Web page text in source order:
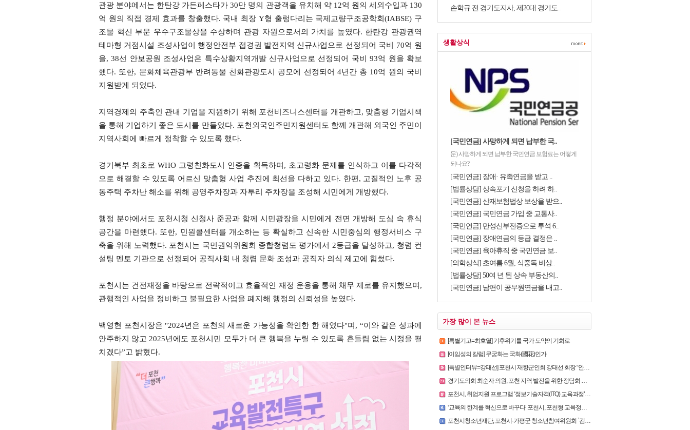
관광 분야에서는 한탄강 가든페스타가 30만 명의 관광객을 유치해 약 12억 원의 세외수입과 130
억 원의 직접 경제 효과를 창출했다. 국내 최장 Y형 출렁다리는 국제교량구조공학회(IABSE) 구
조물 혁신 부문 우수구조물상을 수상하며 관광 자원으로서의 가치를 높였다. 한탄강 관광권역
테마형 거점시설 조성사업이 행정안전부 접경권 발전지역 신규사업으로 선정되어 국비 70억 원
을, 38선 안보공원 조성사업은 특수상황지역개발 신규사업으로 선정되어 국비 93억 원을 확보
했다. 또한, 문화체육관광부 반려동물 친화관광도시 공모에 선정되어 4년간 총 10억 원의 국비
지원받게 되었다.
지역경제의 주축인 관내 기업을 지원하기 위해 포천비즈니스센터를 개관하고, 맞춤형 기업시책
을 통해 기업하기 좋은 도시를 만들었다. 포천외국인주민지원센터도 함께 개관해 외국인 주민이
지역사회에 빠르게 정착할 수 있도록 했다.
경기북부 최초로 WHO 고령친화도시 인증을 획득하며, 초고령화 문제를 인식하고 이를 다각적
으로 해결할 수 있도록 어르신 맞춤형 사업 추진에 최선을 다하고 있다. 한편, 고질적인 노후 공
동주택 주차난 해소를 위해 공영주차장과 자투리 주차장을 조성해 시민에게 개방했다.
행정 분야에서도 포천시청 신청사 준공과 함께 시민광장을 시민에게 전면 개방해 도심 속 휴식
공간을 마련했다. 또한, 민원콜센터를 개소하는 등 확실하고 신속한 시민중심의 행정서비스 구
축을 위해 노력했다. 포천시는 국민권익위원회 종합청렴도 평가에서 2등급을 달성하고, 청렴 컨
설팅 멘토 기관으로 선정되어 공직사회 내 청렴 문화 조성과 공직자 의식 제고에 힘썼다.
포천시는 건전재정을 바탕으로 전략적이고 효율적인 재정 운용을 통해 채무 제로를 유지했으며,
관행적인 사업을 정비하고 불필요한 사업을 폐지해 행정의 신뢰성을 높였다.
백영현 포천시장은 "2024년은 포천의 새로운 가능성을 확인한 한 해였다"며, “이와 같은 성과에
안주하지 않고 2025년에도 포천시민 모두가 더 큰 행복을 누릴 수 있도록 흔들림 없는 시정을 펼
치겠다”고 밝혔다.
손학규 전 경기도지사, 제20대 경기도..
생활상식
[국민연금] 사망하게 되면 납부한 국..
문) 사망하게 되면 납부한 국민연금 보험료는 어떻게
되나요?
[국민연금] 장애· 유족연금을 받고 ..
[법률상담] 상속포기 신청을 하려 하..
[국민연금] 산재보험법상 보상을 받으..
[국민연금] 국민연금 가입 중 교통사..
[국민연금] 만성신부전증으로 투석 6..
[국민연금] 장애연금의 등급 결정은 ..
[국민연금] 육아휴직 중 국민연금 보..
[의학상식] 초여름 6월, 식중독 비상..
[법률상담] 50여 년 된 상속 부동산의..
[국민연금] 남편이 공무원연금을 내고..
가장 많이 본 뉴스
[특별기고=최호열] 기후위기를 국가 도약의 기회로
[이임성의 칼럼] 무궁화는 국화(國花)인가
[특별인터뷰=강태선] 포천시 재향군인회 강태선 회장 “안보의식 확립과 지역사회 봉사로 신뢰받는 향군 만..
경기도의회 최순자 의원, 포천 지역 발전을 위한 정담회 개최
포천시, 취업지원 프로그램 ‘정보기술자격(ITQ) 교육과정’ 운영
‘교육의 한계를 혁신으로 바꾸다’ 포천시, 포천형 교육정책 성과… 교육혁신선도지역 도전
포천시청소년재단, 포천시·가평군 청소년참여위원회 `김용태 국회의원과의 정책간담회` 개최